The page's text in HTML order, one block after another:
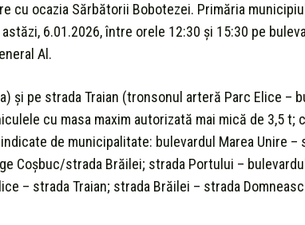
cu ocazia Sărbătorii Bobotezei. Primăria
6.01.2026, între orele 12:30 şi 15:30 pe
Al.
şi pe strada Traian (tronsonul arteră Parc Elice –
cu masa maxim autorizată mai mică de 3,5
de municipalitate: bulevardul Marea Unire –
Coşbuc/strada Brăilei; strada Portului –
– strada Traian; strada Brăilei – strada